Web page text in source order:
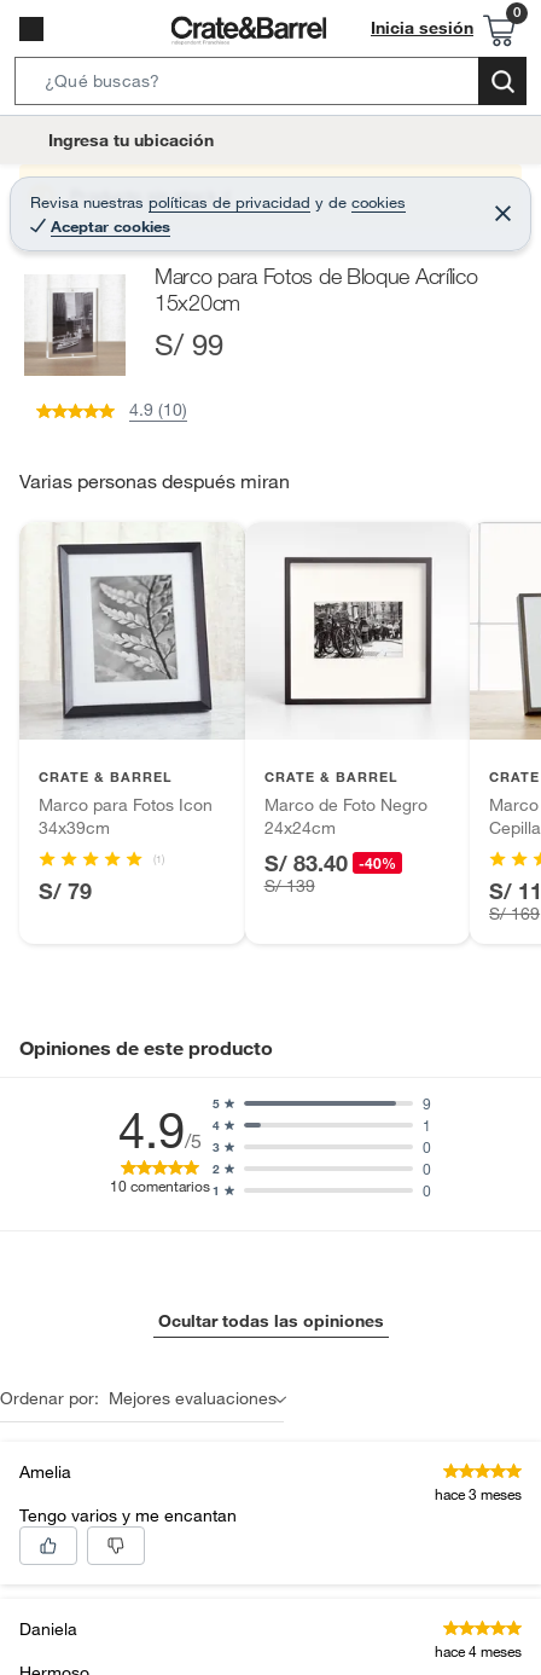
Inicia sesión
e
r
c
B
t
n
Ingresa tu ubicación
Revisa nuestras políticas de privacidad y de cookies
Aceptar cookies
C
e
r
Producto sin stock :(
Marco para Fotos de Bloque Acrílico
15x20cm
S/ 99
4.9 (10)
Varias personas después miran
CRATE & BARREL
Marco para Fotos Icon
34x39cm
(1)
S/ 79
CRATE & BARREL
Marco de Foto Negro
24x24cm
S/ 83.40 -40%
S/ 139 S/
S/ 169
Opiniones de este producto
4.9/5
10comentarios1 0
2 0
3 0
4 1
5 9
Ocultar todas las opiniones
Ordenar por: Mejores evaluaciones
Amelia
hace 3 meses
Tengo varios y me encantan
Daniela
hace 4 meses